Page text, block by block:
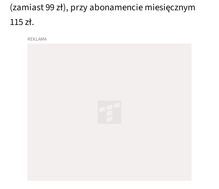
(zamiast 99 zł), przy abonamencie miesięcznym
115 zł.